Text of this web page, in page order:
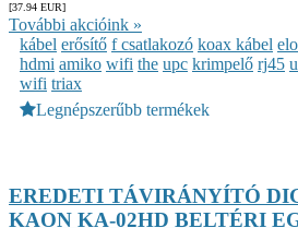
[37.94 EUR]
További akcióink »
kábel erősítő f csatlakozó koax kábel
hdmi amiko wifi the upc krimpelő rj45
wifi triax
Legnépszerűbb termékek
EREDETI TÁVIRÁNYÍTÓ
KAON KA-02HD BELTÉRI